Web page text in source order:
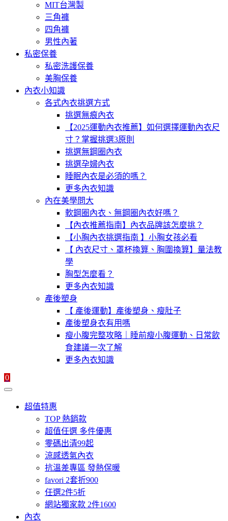
MIT台灣製
三角褲
四角褲
男性內著
私密保養
私密洗護保養
美胸保養
內衣小知識
各式內衣挑選方式
挑選無痕內衣
【2025運動內衣推薦】如何選擇運動內衣尺
寸？掌握挑選3原則
挑選無鋼圈內衣
挑選孕婦內衣
睡眠內衣是必須的嗎？
更多內衣知識
內在美學問大
軟鋼圈內衣、無鋼圈內衣好嗎？
【內衣推薦指南】內衣品牌該怎麼挑？
【小胸內衣挑選指南 】小胸女孩必看
【 內衣尺寸、罩杯換算、胸圍換算】量法教
學
胸型怎麼看？
更多內衣知識
產後塑身
【 產後運動】產後塑身、瘦肚子
產後塑身衣有用嗎
瘦小腹完整攻略｜睡前瘦小腹運動、日常飲
食建議一次了解
更多內衣知識
0
超值特惠
TOP 熱銷款
超值任選 多件優惠
零碼出清99起
涼感透氣內衣
抗溫差專區 發熱保暖
favori 2套折900
任選2件5折
網站獨家款 2件1600
內衣